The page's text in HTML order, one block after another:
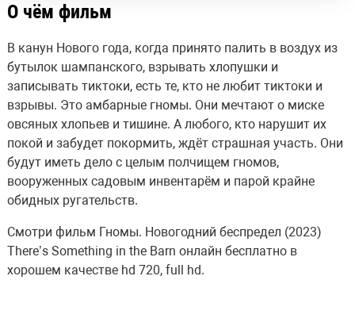
О чём фильм
В канун Нового года, когда принято палить в воздух из
бутылок шампанского, взрывать хлопушки и
записывать тиктоки, есть те, кто не любит тиктоки и
взрывы. Это амбарные гномы. Они мечтают о миске
овсяных хлопьев и тишине. А любого, кто нарушит их
покой и забудет покормить, ждёт страшная участь. Они
будут иметь дело с целым полчищем гномов,
вооруженных садовым инвентарём и парой крайне
обидных ругательств.
Смотри фильм Гномы. Новогодний беспредел (2023)
There’s Something in the Barn онлайн бесплатно в
хорошем качестве hd 720, full hd.